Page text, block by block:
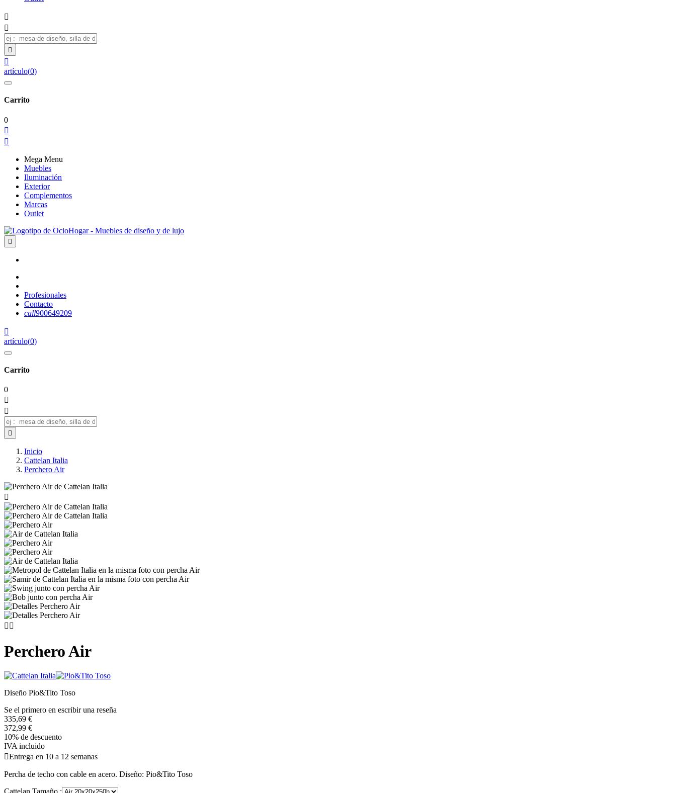




artículo(0)
Carrito
0


Mega Menu
Muebles
Iluminación
Exterior
Complementos
Marcas
Outlet

Profesionales
Contacto
call900649209

artículo(0)
Carrito
0



Inicio
Cattelan Italia
Perchero Air

 
Perchero Air
Diseño Pio&Tito Toso
Se el primero en escribir una reseña
335,69 €
372,99 €
10% de descuento
IVA incluido
Entrega en 10 a 12 semanas
Percha de techo con cable en acero. Diseño: Pio&Tito Toso